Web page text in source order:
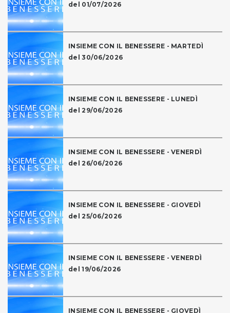
del 01/07/2026
INSIEME CON IL BENESSERE - MARTEDÌ
del 30/06/2026
INSIEME CON IL BENESSERE - LUNEDÌ
del 29/06/2026
INSIEME CON IL BENESSERE - VENERDÌ
del 26/06/2026
INSIEME CON IL BENESSERE - GIOVEDÌ
del 25/06/2026
INSIEME CON IL BENESSERE - VENERDÌ
del 19/06/2026
INSIEME CON IL BENESSERE - GIOVEDÌ